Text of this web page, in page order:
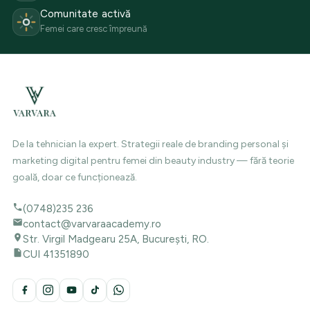
Comunitate activă
Femei care cresc împreună
De la tehnician la expert. Strategii reale de branding personal și
marketing digital pentru femei din beauty industry — fără teorie
goală, doar ce funcționează.
(0748)235 236
contact@varvaraacademy.ro
Str. Virgil Madgearu 25A, București, RO.
CUI 41351890